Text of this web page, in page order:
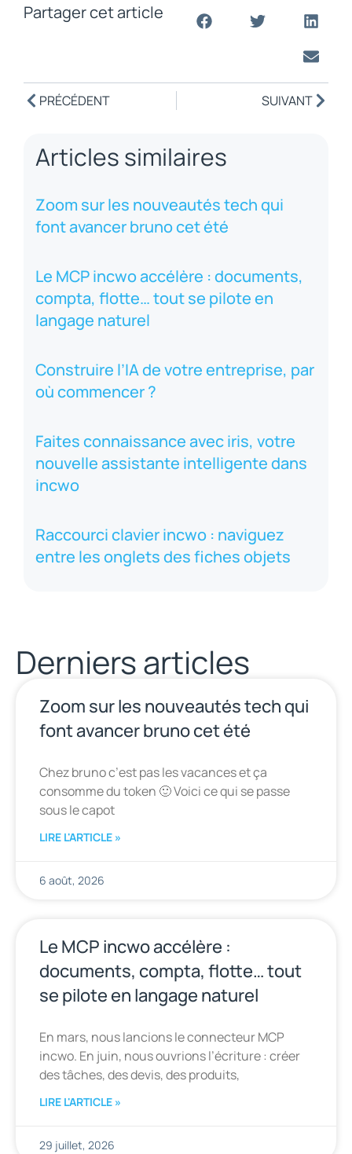
Articles similaires
Zoom sur les nouveautés tech qui
font avancer bruno cet été
Le MCP incwo accélère : documents,
compta, flotte… tout se pilote en
langage naturel
Construire l’IA de votre entreprise, par
où commencer ?
Faites connaissance avec iris, votre
nouvelle assistante intelligente dans
incwo
Raccourci clavier incwo : naviguez
entre les onglets des fiches objets
Partager cet article
PRÉCÉDENT SUIVANT
Derniers articles
Zoom sur les nouveautés tech qui
font avancer bruno cet été
Chez bruno c’est pas les vacances et ça
consomme du token 🙂 Voici ce qui se passe
sous le capot
LIRE L'ARTICLE »
6 août, 2026
Le MCP incwo accélère :
documents, compta, flotte… tout
se pilote en langage naturel
En mars, nous lancions le connecteur MCP
incwo. En juin, nous ouvrions l’écriture : créer
des tâches, des devis, des produits,
LIRE L'ARTICLE »
29 juillet, 2026